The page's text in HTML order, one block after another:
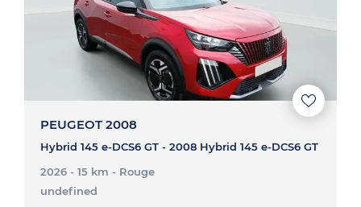
PEUGEOT 2008
Hybrid 145 e-DCS6 GT - 2008 Hybrid 145 e-DCS6 GT
2026 - 15 km - Rouge
undefined